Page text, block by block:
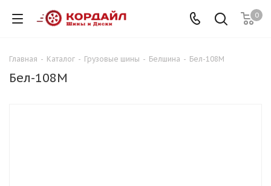
0
Главная - Каталог - Грузовые шины - Белшина - Бел-108М
Бел-108М